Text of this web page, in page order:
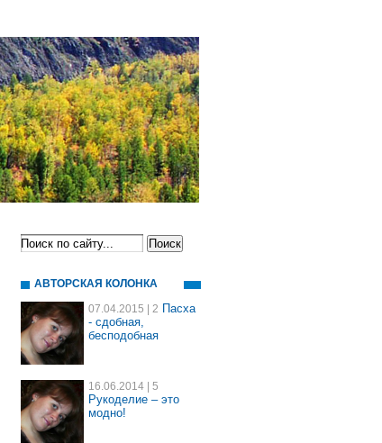
АВТОРСКАЯ КОЛОНКА
07.04.2015 | 2 Пасха
- сдобная,
бесподобная
16.06.2014 | 5
Рукоделие – это
модно!